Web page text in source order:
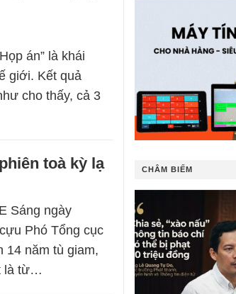
án” là khái
giới. Kết quả
cho thấy, cả 3
toà kỳ lạ
Sáng ngày
Phó Tổng cục
14 năm tù giam,
là từ…
CHÂM BIẾM